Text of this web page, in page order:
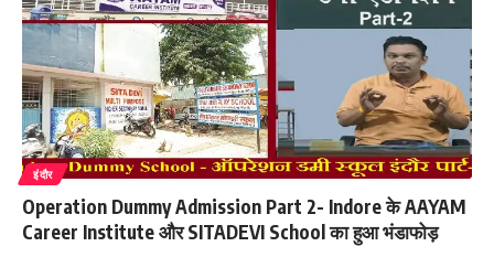
इंदौर
Operation Dummy Admission Part 2- Indore के AAYAM
Career Institute और SITADEVI School का हुआ भंडाफोड़